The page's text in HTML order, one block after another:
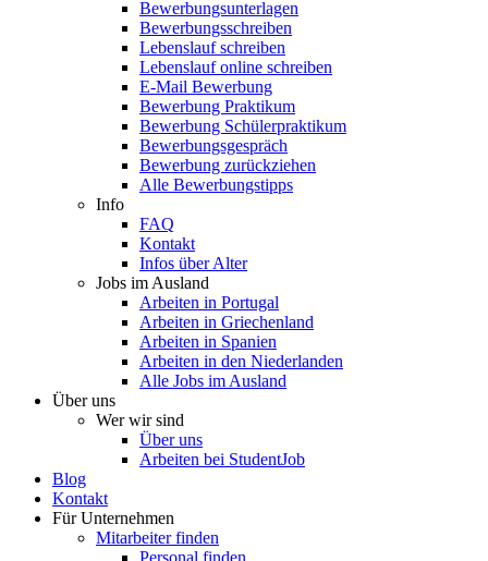
Bewerbungsunterlagen
Bewerbungsschreiben
Lebenslauf schreiben
Lebenslauf online schreiben
E-Mail Bewerbung
Bewerbung Praktikum
Bewerbung Schülerpraktikum
Bewerbungsgespräch
Bewerbung zurückziehen
Alle Bewerbungstipps
Info
FAQ
Kontakt
Infos über Alter
Jobs im Ausland
Arbeiten in Portugal
Arbeiten in Griechenland
Arbeiten in Spanien
Arbeiten in den Niederlanden
Alle Jobs im Ausland
Über uns
Wer wir sind
Über uns
Arbeiten bei StudentJob
Blog
Kontakt
Für Unternehmen
Mitarbeiter finden
Personal finden